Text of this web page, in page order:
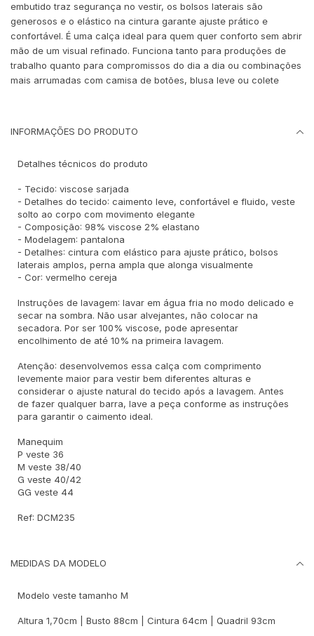
embutido traz segurança no vestir, os bolsos laterais são
generosos e o elástico na cintura garante ajuste prático e
confortável. É uma calça ideal para quem quer conforto sem abrir
mão de um visual refinado. Funciona tanto para produções de
trabalho quanto para compromissos do dia a dia ou combinações
mais arrumadas com camisa de botões, blusa leve ou colete
INFORMAÇÕES DO PRODUTO
Detalhes técnicos do produto
- Tecido: viscose sarjada
- Detalhes do tecido: caimento leve, confortável e fluido, veste
solto ao corpo com movimento elegante
- Composição: 98% viscose 2% elastano
- Modelagem: pantalona
- Detalhes: cintura com elástico para ajuste prático, bolsos
laterais amplos, perna ampla que alonga visualmente
- Cor: vermelho cereja
Instruções de lavagem: lavar em água fria no modo delicado e
secar na sombra. Não usar alvejantes, não colocar na
secadora. Por ser 100% viscose, pode apresentar
encolhimento de até 10% na primeira lavagem.
Atenção: desenvolvemos essa calça com comprimento
levemente maior para vestir bem diferentes alturas e
considerar o ajuste natural do tecido após a lavagem. Antes
de fazer qualquer barra, lave a peça conforme as instruções
para garantir o caimento ideal.
Manequim
P veste 36
M veste 38/40
G veste 40/42
GG veste 44
Ref: DCM235
MEDIDAS DA MODELO
Modelo veste tamanho M
Altura 1,70cm | Busto 88cm | Cintura 64cm | Quadril 93cm